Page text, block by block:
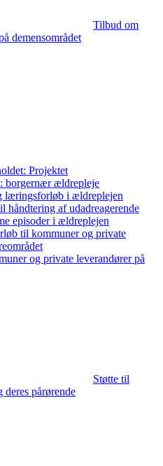
Tilbud om
demensområdet
Projektet
borgernær ældrepleje
læringsforløb i ældreplejen
håndtering af udadreagerende
episoder i ældreplejen
til kommuner og private
og private leverandører på
Støtte til
deres pårørende